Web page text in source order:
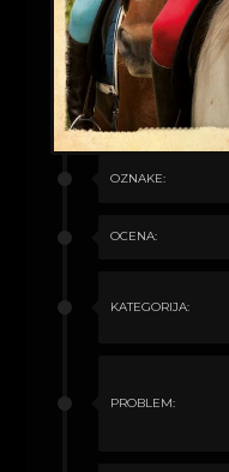
OZNAKE:
OCENA:
KATEGORIJA:
PROBLEM: